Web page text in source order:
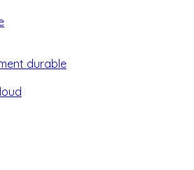
durable